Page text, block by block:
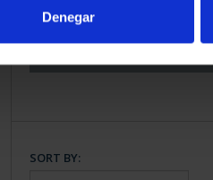
Denegar€1,245.00
SORT BY: